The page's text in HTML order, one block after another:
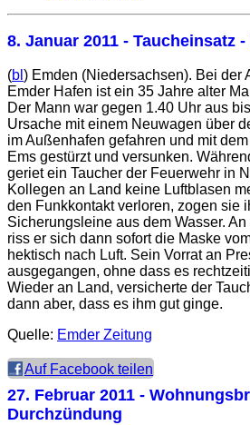
8. Januar 2011 - Taucheinsatz
(bl ) Emden (Niedersachsen). Bei der
Emder Hafen ist ein 35 Jahre alter
Der Mann war gegen 1.40 Uhr aus
Ursache mit einem Neuwagen über
im Außenhafen gefahren und mit
Ems gestürzt und versunken.
geriet ein Taucher der Feuerwehr in
Kollegen an Land keine Luftblasen
den Funkkontakt verloren, zogen sie
Sicherungsleine aus dem Wasser.
riss er sich dann sofort die Maske
hektisch nach Luft. Sein Vorrat an
ausgegangen, ohne dass es
Wieder an Land, versicherte der
dann aber, dass es ihm gut ginge.
Quelle: Emder Zeitung
Auf Facebook teilen
27. Februar 2011 -
Durchzündung